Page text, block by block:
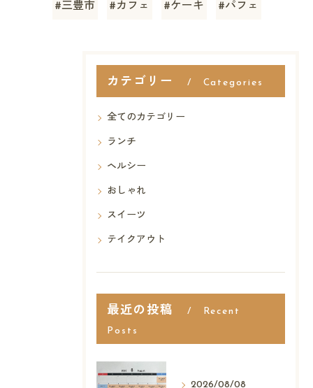
#三豊市 #カフェ #ケーキ #パフェ
カテゴリー Categories
全てのカテゴリー
ランチ
ヘルシー
おしゃれ
スイーツ
テイクアウト
最近の投稿 Recent
Posts
2026/08/08